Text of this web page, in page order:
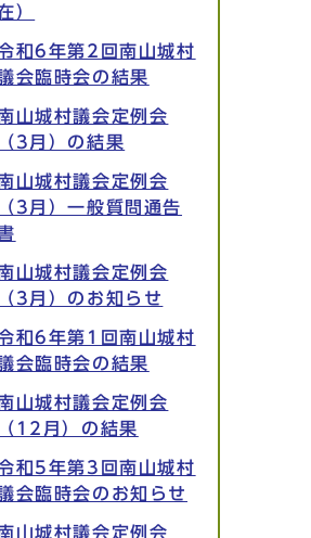
）
和6年第2回南山城村
会臨時会の結果
山城村議会定例会
（3月）の結果
山城村議会定例会
（3月）一般質問通告
山城村議会定例会
（3月）のお知らせ
和6年第1回南山城村
会臨時会の結果
山城村議会定例会
（12月）の結果
和5年第3回南山城村
会臨時会のお知らせ
山城村議会定例会